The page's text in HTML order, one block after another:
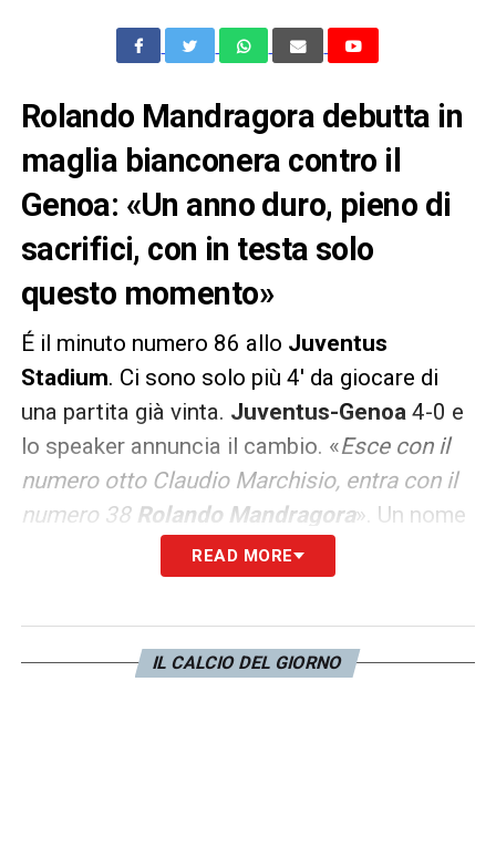
Rolando Mandragora debutta in
maglia bianconera contro il
Genoa: «Un anno duro, pieno di
sacrifici, con in testa solo
questo momento»
É il minuto numero 86 allo Juventus
Stadium. Ci sono solo più 4′ da giocare di
una partita già vinta. Juventus-Genoa 4-0 e
lo speaker annuncia il cambio. «Esce con il
numero otto Claudio Marchisio, entra con il
numero 38 Rolando Mandragora». Un nome
che tutti avevano già quasi dimenticato. Ed è
così che un momento del tutto inutile diventa
cresciuto nelGenoa, preso dallaJuve
la grande stagione aPescaradello scorso
READ MORE
IL CALCIO DEL GIORNO